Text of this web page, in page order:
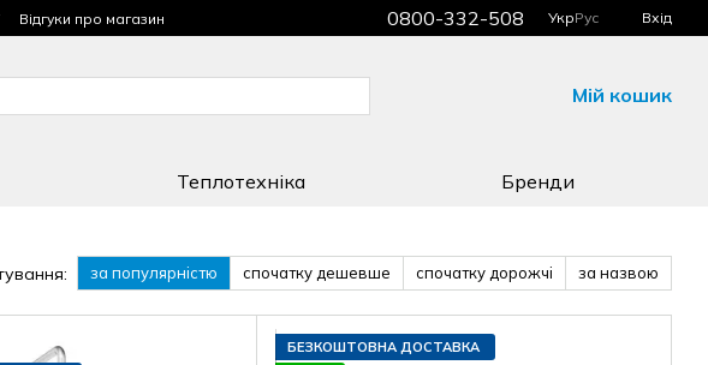
Відгуки про магазин
0800-332-508 УкрРус Вхід
Мій кошик
Теплотехніка Бренди
за популярністю спочатку дешевше спочатку дорожчі за назвою
БЕЗКОШТОВНА ДОСТАВКА